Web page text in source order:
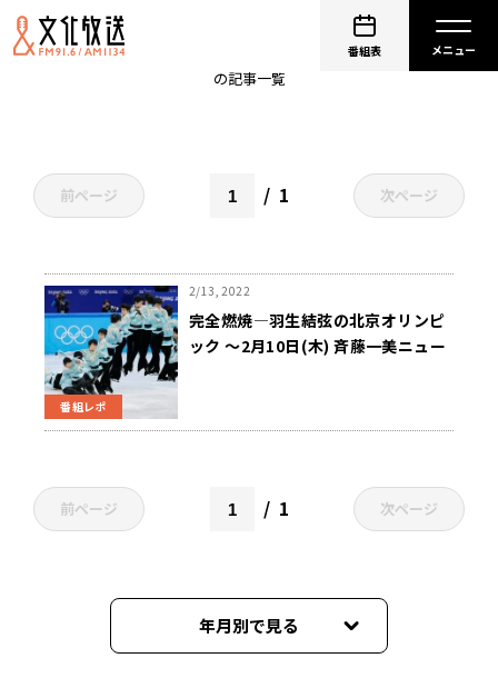
番組表
の記事一覧
前ページ 1 次ページ
番組レポ
2/13, 2022
完全燃焼―羽生結弦の北京オリンピ
ック ～2月10日(木) 斉藤一美ニュー
前ページ 1 次ページ
年月別で見る